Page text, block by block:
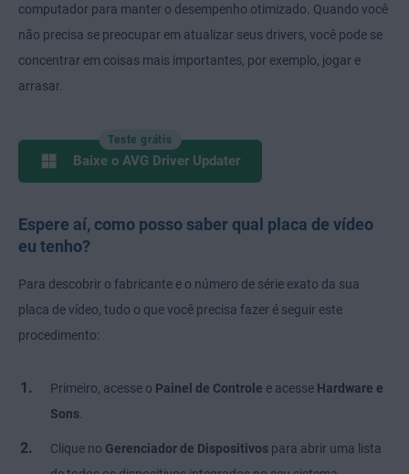
computador para manter o desempenho otimizado. Quando você
não precisa se preocupar em atualizar seus drivers, você pode se
concentrar em coisas mais importantes, por exemplo, jogar e
arrasar.
Teste grátis
Baixe o AVG Driver Updater
Espere aí, como posso saber qual placa de vídeo
eu tenho?
Para descobrir o fabricante e o número de série exato da sua
placa de vídeo, tudo o que você precisa fazer é seguir este
procedimento:
Primeiro, acesse o Painel de Controle e acesse Hardware e
Sons
Clique no Gerenciador de Dispositivos para abrir uma lista